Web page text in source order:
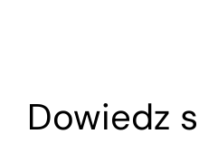
Dowiedz